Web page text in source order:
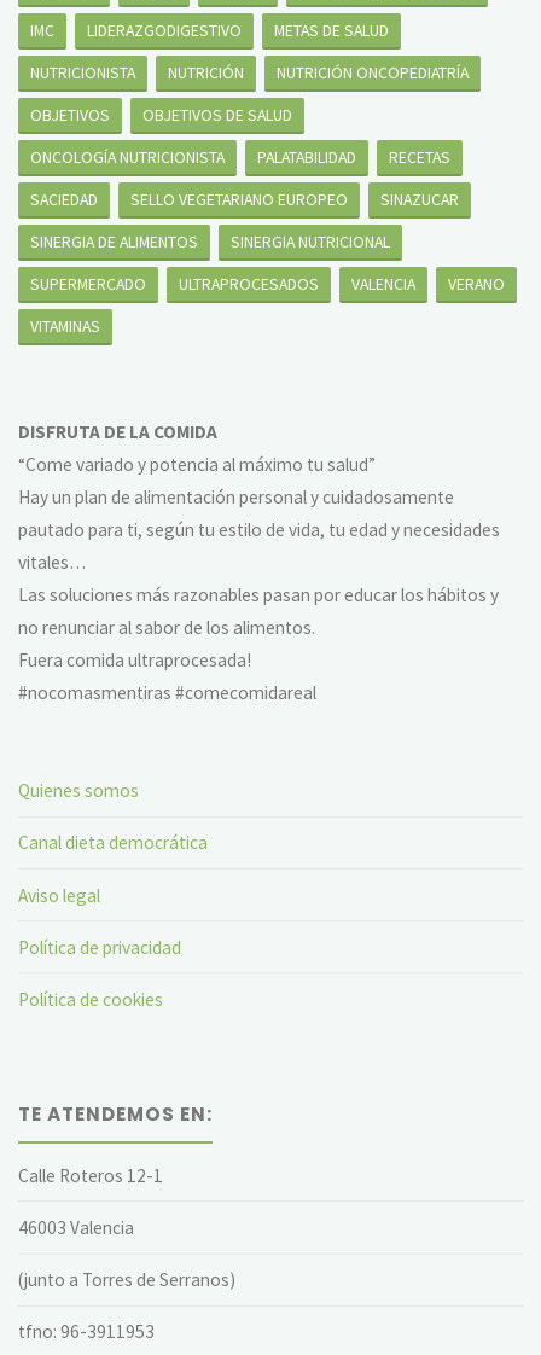
IMC
LIDERAZGODIGESTIVO
METAS DE SALUD
NUTRICIONISTA
NUTRICIÓN
NUTRICIÓN ONCOPEDIATRÍA
OBJETIVOS
OBJETIVOS DE SALUD
ONCOLOGÍA NUTRICIONISTA
PALATABILIDAD
RECETAS
SACIEDAD
SELLO VEGETARIANO EUROPEO
SINAZUCAR
SINERGIA DE ALIMENTOS
SINERGIA NUTRICIONAL
SUPERMERCADO
ULTRAPROCESADOS VALENCIA
VERANO
VITAMINAS
DISFRUTA DE LA COMIDA
“Come variado y potencia al máximo tu salud”
Hay un plan de alimentación personal y cuidadosamente
pautado para ti, según tu estilo de vida, tu edad y necesidades
vitales…
Las soluciones más razonables pasan por educar los hábitos y
no renunciar al sabor de los alimentos.
Fuera comida ultraprocesada!
#nocomasmentiras #comecomidareal
Quienes somos
Canal dieta democrática
Aviso legal
Política de privacidad
Política de cookies
TE ATENDEMOS EN:
Calle Roteros 12-1
46003 Valencia
(junto a Torres de Serranos)
tfno: 96-3911953